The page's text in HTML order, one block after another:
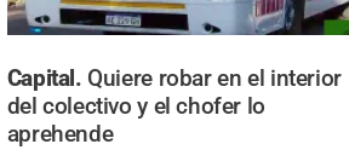
Capital. Quiere robar en el interior
del colectivo y el chofer lo
aprehende